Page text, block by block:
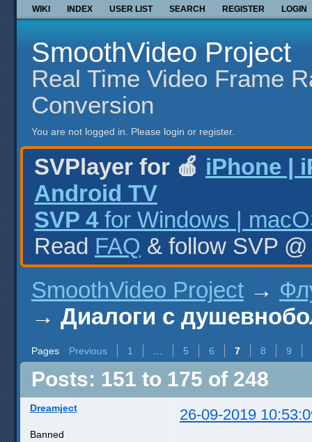
WIKI INDEX USER LIST SEARCH REGISTER LOGIN
SmoothVideo Project
Real Time Video Frame
Conversion
You are not logged in. Please login or register.
SVPlayer for 🍎 iPhone |
Android TV
SVP 4 for Windows |
Read FAQ & follow SVP
SmoothVideo Project →
→ Диалоги с
Pages Previous 1 5 6 7 8 9
Posts: 151 to 175 of 248
Dreamject 26-09-2019
Banned